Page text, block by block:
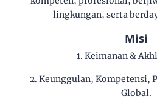
lingkungan, serta
Misi
1. Keimanan &
2. Keunggulan, Kompetensi,
Global.